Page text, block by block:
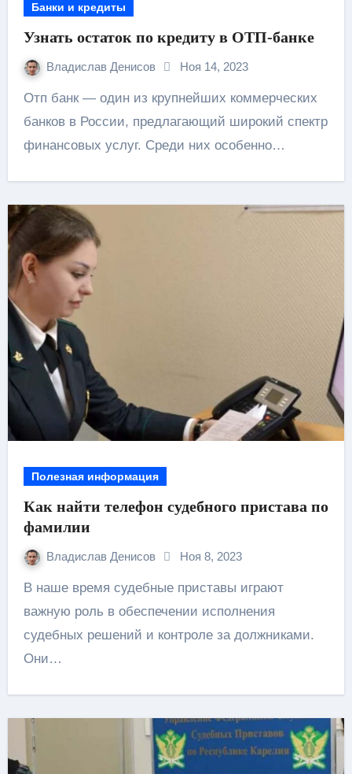
Банки и кредиты
Узнать остаток по кредиту в ОТП-банке
Владислав Денисов Ноя 14, 2023
Отп банк — один из крупнейших коммерческих
банков в России, предлагающий широкий спектр
финансовых услуг. Среди них особенно…
Полезная информация
Как найти телефон судебного пристава по
фамилии
Владислав Денисов Ноя 8, 2023
В наше время судебные приставы играют
важную роль в обеспечении исполнения
судебных решений и контроле за должниками.
Они…